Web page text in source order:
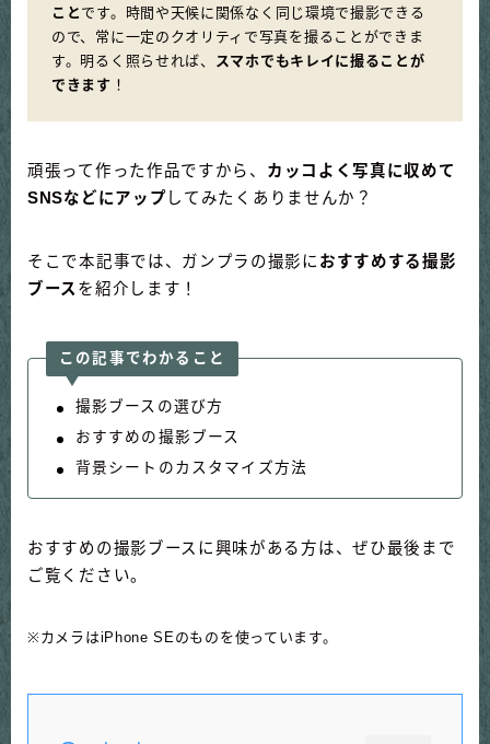
こと です。時間や天候に関係なく同じ環境で撮影できる
ので、常に一定のクオリティで写真を撮ることができま
す。明るく照らせれば、 スマホでもキレイに撮ることが
できます ！
頑張って作った作品ですから、 カッコよく写真に収めて
SNSなどにアップしてみたくありませんか？
そこで本記事では、ガンプラの撮影に おすすめする撮影
ブースを紹介します！
この記事でわかること
撮影ブースの選び方
おすすめの撮影ブース
背景シートのカスタマイズ方法
おすすめの撮影ブースに興味がある方は、ぜひ最後まで
ご覧ください。
※カメラはiPhone SEのものを使っています。